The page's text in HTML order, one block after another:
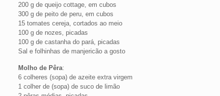
200 g de queijo cottage, em cubos
300 g de peito de peru, em cubos
15 tomates cereja, cortados ao meio
100 g de nozes, picadas
100 g de castanha do pará, picadas
Sal e folhinhas de manjericão a gosto
Molho de Pêra:
6 colheres (sopa) de azeite extra virgem
1 colher de (sopa) de suco de limão